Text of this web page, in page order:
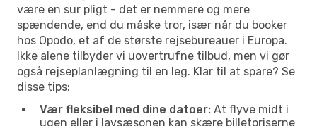
være en sur pligt - det er nemmere og mere
spændende, end du måske tror, især når du booker
hos Opodo, et af de største rejsebureauer i Europa.
Ikke alene tilbyder vi uovertrufne tilbud, men vi gør
også rejseplanlægning til en leg. Klar til at spare? Se
disse tips:
Vær fleksibel med dine datoer: At flyve midt i
ugen eller i lavsæsonen kan skære billetpriserne